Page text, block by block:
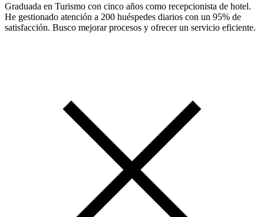
Graduada en Turismo con cinco años como recepcionista de hotel.
He gestionado atención a 200 huéspedes diarios con un 95% de
satisfacción. Busco mejorar procesos y ofrecer un servicio eficiente.